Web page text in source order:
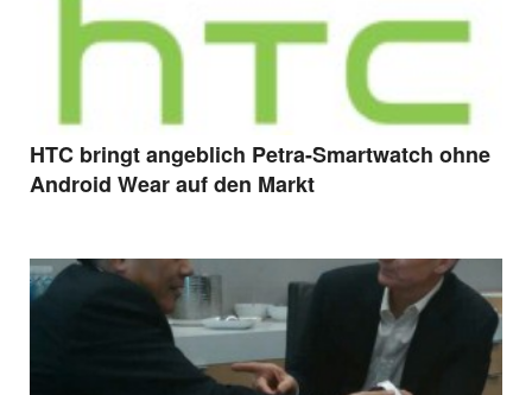
HTC bringt angeblich Petra-Smartwatch ohne
Android Wear auf den Markt